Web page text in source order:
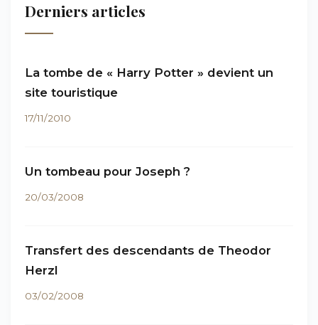
Derniers articles
La tombe de « Harry Potter » devient un
site touristique
17/11/2010
Un tombeau pour Joseph ?
20/03/2008
Transfert des descendants de Theodor
Herzl
03/02/2008